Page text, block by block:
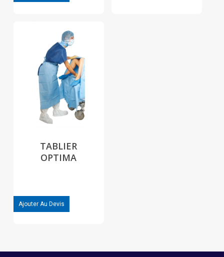
TABLIER
OPTIMA
Ajouter Au Devis